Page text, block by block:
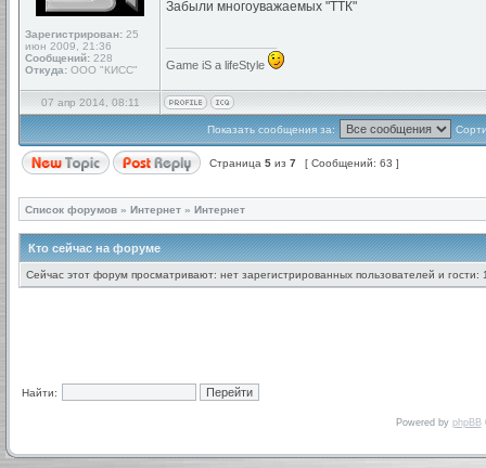
Зарегистрирован: 25
июн 2009, 21:36
Сообщений: 228
Откуда: ООО "КИСС"
Забыли многоуважаемых "ТТК"
Game iS a lifeStyle
07 апр 2014, 08:11
Показать сообщения за:
Страница 5 из 7 [ Сообщений: 63 ]
Список форумов » Интернет » Интернет
Кто сейчас на форуме
Сейчас этот форум просматривают: нет зарегистрированных пользователей и гости:
Найти:
Powered by phpBB